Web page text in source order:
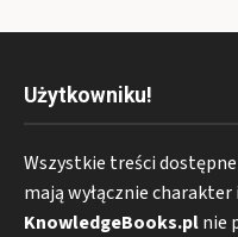
Użytkowniku!
Wszystkie treści
mają wyłącznie
KnowledgeBooks.plnie